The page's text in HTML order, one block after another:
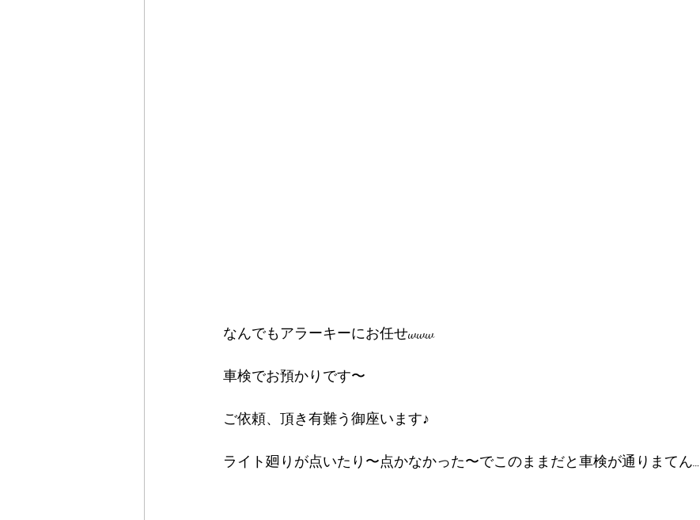
なんでもアラーキーにお任せwww
車検でお預かりです〜
ご依頼、頂き有難う御座います♪
ライト廻りが点いたり〜点かなかった〜でこのままだと車検が通りまてん…